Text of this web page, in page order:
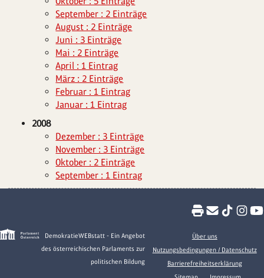
September : 2 Einträge
August : 2 Einträge
Juni : 3 Einträge
Mai : 2 Einträge
April : 1 Eintrag
März : 2 Einträge
Februar : 1 Eintrag
Januar : 1 Eintrag
2008
Dezember : 3 Einträge
November : 3 Einträge
Oktober : 2 Einträge
September : 1 Eintrag
DemokratieWEBstatt - Ein Angebot
des österreichischen Parlaments zur
politischen Bildung
Über uns
Nutzungsbedingungen / Datenschutz
Barrierefreiheitserklärung